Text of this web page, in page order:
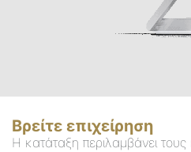
Βρείτε επιχείρηση
Η κατάταξη περιλαμβάνει